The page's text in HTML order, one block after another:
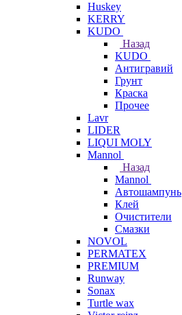
Huskey
KERRY
KUDO
Назад
KUDO
Антигравий
Грунт
Краска
Прочее
Lavr
LIDER
LIQUI MOLY
Mannol
Назад
Mannol
Автошампунь
Клей
Очистители
Смазки
NOVOL
PERMATEX
PREMIUM
Runway
Sonax
Turtle wax